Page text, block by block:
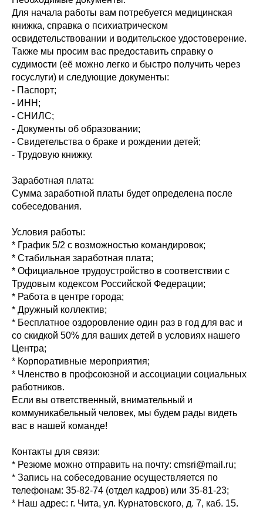
Для начала работы вам потребуется медицинская
книжка, справка о психиатрическом
освидетельствовании и водительское удостоверение.
Также мы просим вас предоставить справку о
судимости (её можно легко и быстро получить через
госуслуги) и следующие документы:
- Паспорт;
- ИНН;
- СНИЛС;
- Документы об образовании;
- Свидетельства о браке и рождении детей;
- Трудовую книжку.
Заработная плата:
Сумма заработной платы будет определена после
собеседования.
Условия работы:
* График 5/2 с возможностью командировок;
* Стабильная заработная плата;
* Официальное трудоустройство в соответствии с
Трудовым кодексом Российской Федерации;
* Работа в центре города;
* Дружный коллектив;
* Бесплатное оздоровление один раз в год для вас и
со скидкой 50% для ваших детей в условиях нашего
Центра;
* Корпоративные мероприятия;
* Членство в профсоюзной и ассоциации социальных
работников.
Если вы ответственный, внимательный и
коммуникабельный человек, мы будем рады видеть
вас в нашей команде!
Контакты для связи:
* Резюме можно отправить на почту: cmsri@mail.ru;
* Запись на собеседование осуществляется по
телефонам: 35-82-74 (отдел кадров) или 35-81-23;
* Наш адрес: г. Чита, ул. Курнатовского, д. 7, каб. 15.